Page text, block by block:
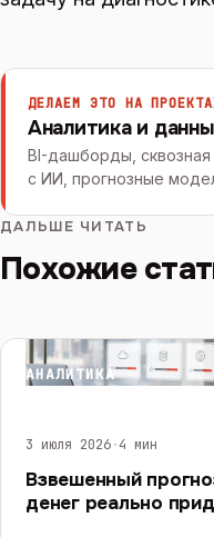
ДЕЛАЕМ ЭТО НА
Аналитика и
BI-дашборды, сквозная
с ИИ, прогнозные
ДАЛЬШЕ ЧИТАТЬ
Похожие
АНАЛИТИКА
3 июля 2026·4 мин
Взвешенный
денег реально